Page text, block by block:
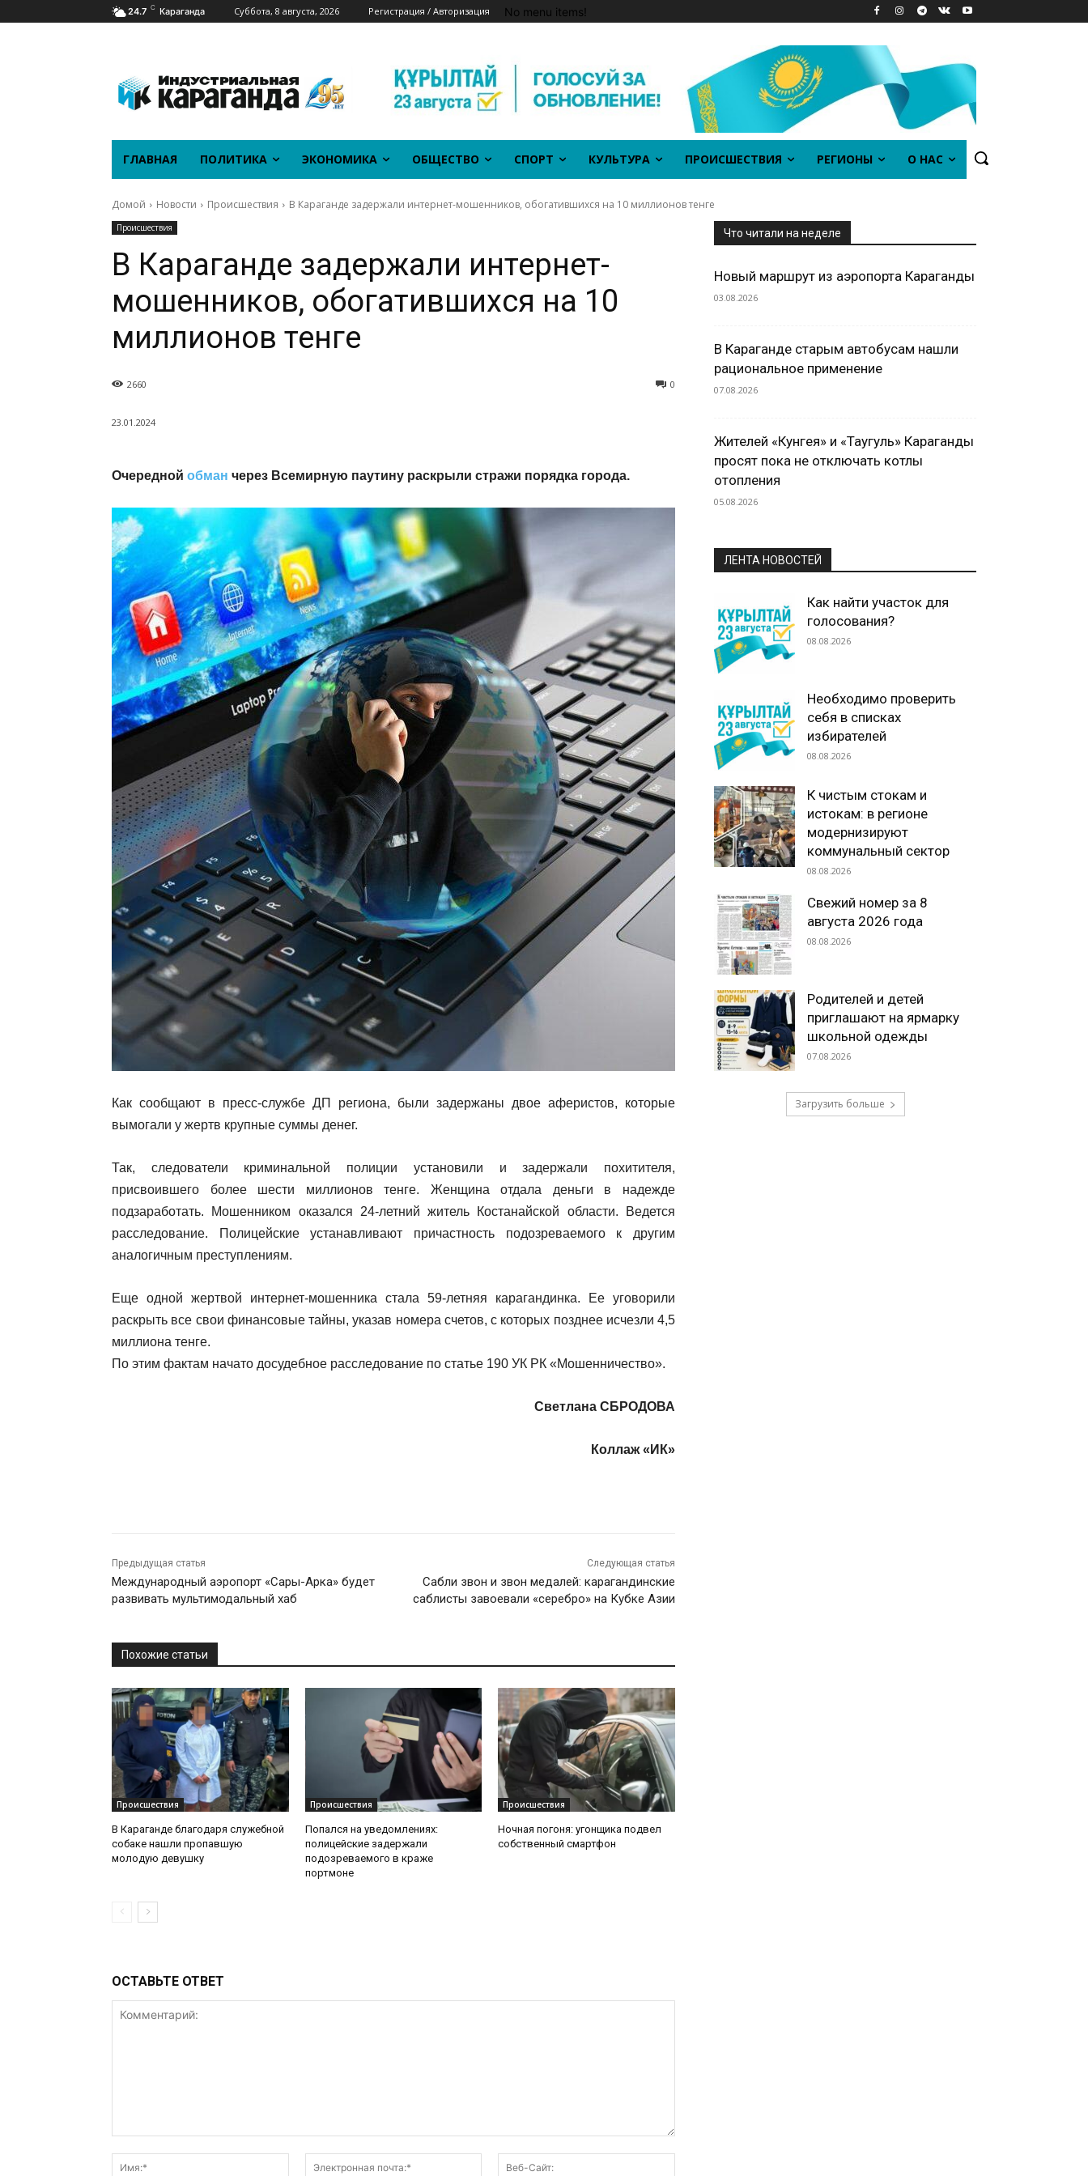
24.7 C Караганда Суббота, 8 августа, 2026 Регистрация / Авторизация No menu items!
ГЛАВНАЯ ПОЛИТИКА ЭКОНОМИКА ОБЩЕСТВО СПОРТ КУЛЬТУРА ПРОИСШЕСТВИЯ РЕГИОНЫ О НАС
Домой Новости Происшествия В Караганде задержали интернет-мошенников, обогатившихся на 10 миллионов тенге
Происшествия
В Караганде задержали интернет-
мошенников, обогатившихся на 10
миллионов тенге
0
2660
23.01.2024
Очередной обман через Всемирную паутину раскрыли стражи порядка города.
Как сообщают в пресс-службе ДП региона, были задержаны двое аферистов, которые
вымогали у жертв крупные суммы денег.
Так, следователи криминальной полиции установили и задержали похитителя,
присвоившего более шести миллионов тенге. Женщина отдала деньги в надежде
подзаработать. Мошенником оказался 24-летний житель Костанайской области. Ведется
расследование. Полицейские устанавливают причастность подозреваемого к другим
аналогичным преступлениям.
Еще одной жертвой интернет-мошенника стала 59-летняя карагандинка. Ее уговорили
раскрыть все свои финансовые тайны, указав номера счетов, с которых позднее исчезли 4,5
миллиона тенге.
По этим фактам начато досудебное расследование по статье 190 УК РК «Мошенничество».
Светлана СБРОДОВА
Коллаж «ИК»
Предыдущая статья
Международный аэропорт «Сары-Арка» будет
развивать мультимодальный хаб
Следующая статья
Сабли звон и звон медалей: карагандинские
саблисты завоевали «серебро» на Кубке Азии
Похожие статьи
Происшествия
В Караганде благодаря служебной
собаке нашли пропавшую
молодую девушку
Происшествия
Попался на уведомлениях:
полицейские задержали
подозреваемого в краже
портмоне
Происшествия
Ночная погоня: угонщика подвел
собственный смартфон
ОСТАВЬТЕ ОТВЕТ
Имя:*
Электронная
Что читали на неделе
Новый маршрут из аэропорта Караганды
03.08.2026
В Караганде старым автобусам нашли
рациональное применение
07.08.2026
Жителей «Кунгея» и «Таугуль» Караганды
просят пока не отключать котлы
отопления
05.08.2026
ЛЕНТА НОВОСТЕЙ
Как найти участок для
голосования?
08.08.2026
Необходимо проверить
себя в списках
избирателей
08.08.2026
К чистым стокам и
истокам: в регионе
модернизируют
коммунальный сектор
08.08.2026
Свежий номер за 8
августа 2026 года
08.08.2026
Родителей и детей
приглашают на ярмарку
школьной одежды
07.08.2026
Загрузить больше